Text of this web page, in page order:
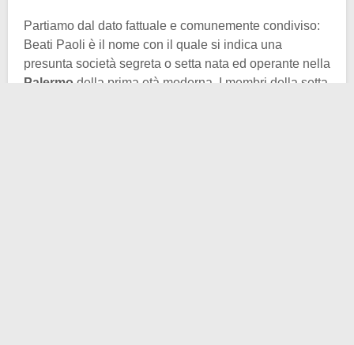
Partiamo dal dato fattuale e comunemente condiviso:
Beati Paoli è il nome con il quale si indica una
presunta società segreta o setta nata ed operante nella
Palermo della prima età moderna. I membri della setta